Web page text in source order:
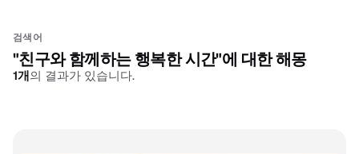
검색어
"친구와 함께하는 행복한 시간"에 대한 해몽
1개의 결과가 있습니다.